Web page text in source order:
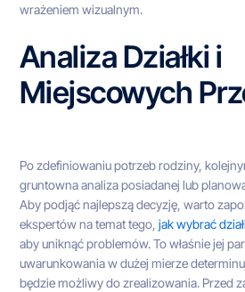
wrażeniem wizualnym.
Analiza Działki i
Miejscowych
Po zdefiniowaniu potrzeb rodziny,
gruntowna analiza posiadanej lub
Aby podjąć najlepszą decyzję, warto
ekspertów na temat tego, jak wybrać
aby uniknąć problemów. To właśnie jej
uwarunkowania w dużej mierze
będzie możliwy do zrealizowania. Przed